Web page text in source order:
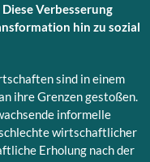
Diese Verbesserung
hin zu sozial
sind in einem
ihre Grenzen gestoßen.
informelle
wirtschaftlicher
Erholung nach der